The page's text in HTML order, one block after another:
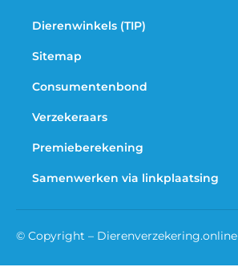
Dierenwinkels (TIP)
Sitemap
Consumentenbond
Verzekeraars
Premieberekening
Samenwerken via linkplaatsing
© Copyright – Dierenverzekering.online